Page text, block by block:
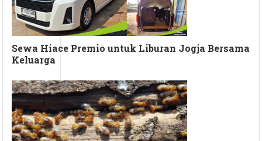
Sewa Hiace Premio untuk Liburan Jogja Bersama
Keluarga